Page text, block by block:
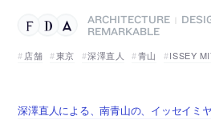
ARCHITECTURE
REMARKABLE
店舗
東京 深澤直人 青山 ISSEY
深澤直人による、南青山の、イッセイミ